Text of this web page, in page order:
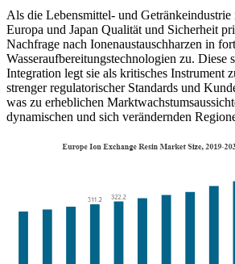
Als die Lebensmittel- und Getränkeindustrie
Europa und Japan Qualität und Sicherheit
Nachfrage nach Ionenaustauschharzen in
Wasseraufbereitungstechnologien zu. Diese
Integration legt sie als kritisches Instrument
strenger regulatorischer Standards und
was zu erheblichen
dynamischen und sich verändernden